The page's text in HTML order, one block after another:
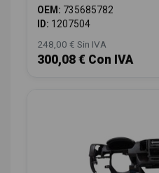
OEM: 735685782
ID: 1207504
248,00 € Sin IVA
300,08 € Con IVA